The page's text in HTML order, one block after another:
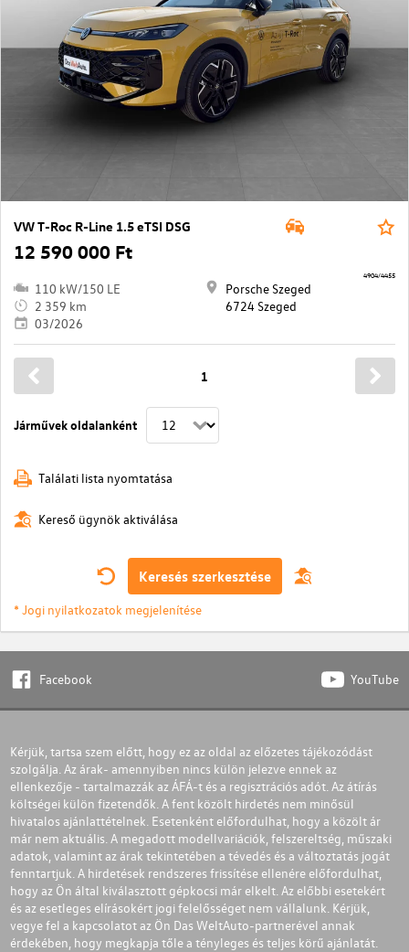
VW T-Roc R-Line 1.5 eTSI DSG
12 590 000 Ft
110 kW/150 LE
2 359 km
03/2026
Porsche Szeged
6724 Szeged
4904/4455
Járművek oldalanként
1
Találati lista nyomtatása
Kereső ügynök aktiválása
Keresés szerkesztése
* Jogi nyilatkozatok megjelenítése
Facebook YouTube
Kérjük, tartsa szem előtt, hogy ez az oldal az előzetes tájékozódást
szolgálja. Az árak- amennyiben nincs külön jelezve ennek az
ellenkezője - tartalmazzák az ÁFÁ-t és a regisztrációs adót. Az átírás
költségei külön fizetendők. A fent közölt hirdetés nem minősül
hivatalos ajánlattételnek. Esetenként előfordulhat, hogy a közölt ár
már nem aktuális. A megadott modellvariációk, felszereltség, műszaki
adatok, valamint az árak tekintetében a tévedés és a változtatás jogát
fenntartjuk. A hirdetések rendszeres frissítése ellenére előfordulhat,
hogy az Ön által kiválasztott gépkocsi már elkelt. Az előbbi esetekért
és az esetleges elírásokért jogi felelősséget nem vállalunk. Kérjük,
vegye fel a kapcsolatot az Ön Das WeltAuto-partnerével annak
érdekében, hogy megkapja tőle a tényleges és teljes körű ajánlatát.